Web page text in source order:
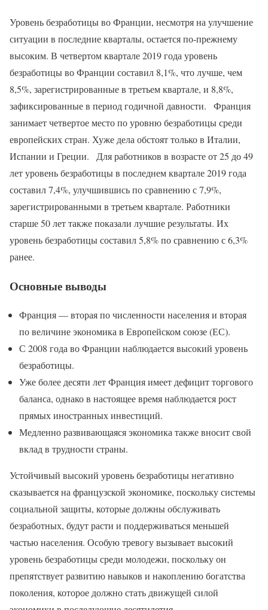
Уровень безработицы во Франции, несмотря на улучшение
ситуации в последние кварталы, остается по-прежнему
высоким. В четвертом квартале 2019 года уровень
безработицы во Франции составил 8,1%, что лучше, чем
8,5%, зарегистрированные в третьем квартале, и 8,8%,
зафиксированные в период годичной давности. Франция
занимает четвертое место по уровню безработицы среди
европейских стран. Хуже дела обстоят только в Италии,
Испании и Греции. Для работников в возрасте от 25 до 49
лет уровень безработицы в последнем квартале 2019 года
составил 7,4%, улучшившись по сравнению с 7,9%,
зарегистрированными в третьем квартале. Работники
старше 50 лет также показали лучшие результаты. Их
уровень безработицы составил 5,8% по сравнению с 6,3%
ранее.
Основные выводы
Франция — вторая по численности населения и вторая
по величине экономика в Европейском союзе (ЕС).
С 2008 года во Франции наблюдается высокий уровень
безработицы.
Уже более десяти лет Франция имеет дефицит торгового
баланса, однако в настоящее время наблюдается рост
прямых иностранных инвестиций.
Медленно развивающаяся экономика также вносит свой
вклад в трудности страны.
Устойчивый высокий уровень безработицы негативно
сказывается на французской экономике, поскольку системы
социальной защиты, которые должны обслуживать
безработных, будут расти и поддерживаться меньшей
частью населения. Особую тревогу вызывает высокий
уровень безработицы среди молодежи, поскольку он
препятствует развитию навыков и накоплению богатства
поколения, которое должно стать движущей силой